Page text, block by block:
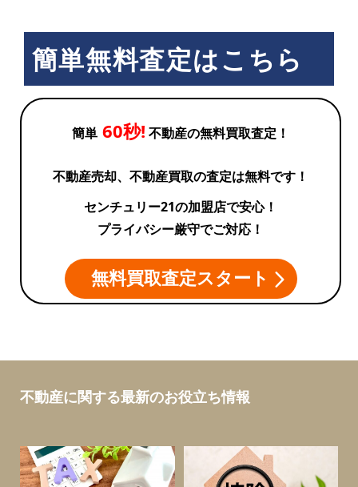
簡単無料査定はこちら
簡単 60秒! 不動産の無料買取査定！
不動産売却、不動産買取の査定は無料です！
センチュリー21の加盟店で安心！
プライバシー厳守でご対応！
無料買取査定スタート
不動産に関する最新のお役立ち情報